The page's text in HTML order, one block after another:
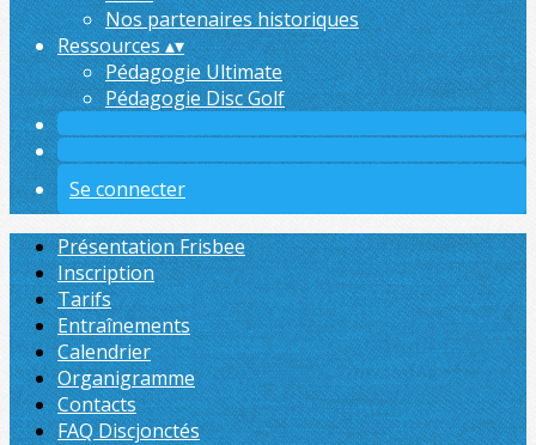
Nos partenaires historiques
Ressources▴▾
Pédagogie Ultimate
Pédagogie Disc Golf
Se connecter
Présentation Frisbee
Inscription
Tarifs
Entraînements
Calendrier
Organigramme
Contacts
FAQ Discjonctés